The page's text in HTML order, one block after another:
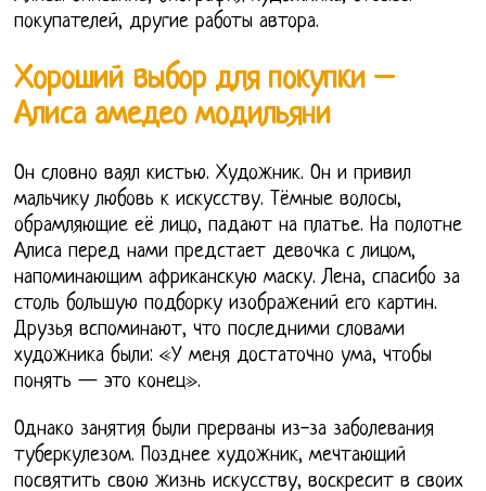
покупателей, другие работы автора.
Хороший выбор для покупки –
Алиса амедео модильяни
Он словно ваял кистью. Художник. Он и привил
мальчику любовь к искусству. Тёмные волосы,
обрамляющие её лицо, падают на платье. На полотне
Алиса перед нами предстает девочка с лицом,
напоминающим африканскую маску. Лена, спасибо за
столь большую подборку изображений его картин.
Друзья вспоминают, что последними словами
художника были: «У меня достаточно ума, чтобы
понять — это конец».
Однако занятия были прерваны из-за заболевания
туберкулезом. Позднее художник, мечтающий
посвятить свою жизнь искусству, воскресит в своих